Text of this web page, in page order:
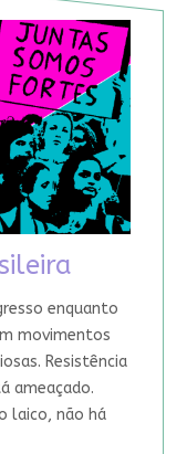
enquanto
movimentos
Resistência
ameaçado.
laico, não há